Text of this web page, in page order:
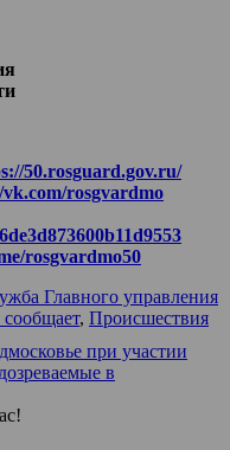
50.rosguard.gov.ru/
rosgvardmo
rosgvardmo50
Главного управления
, Происшествия
при участии
в